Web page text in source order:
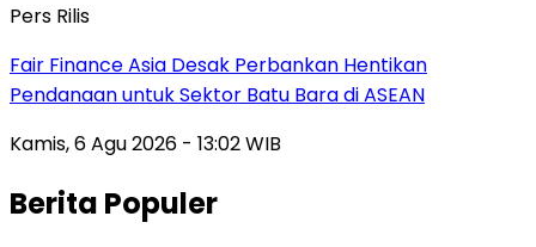
Pers Rilis
Fair Finance Asia Desak Perbankan Hentikan
Pendanaan untuk Sektor Batu Bara di ASEAN
Kamis, 6 Agu 2026 - 13:02 WIB
Berita Populer